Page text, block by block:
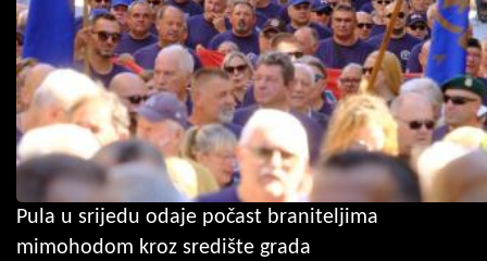
Pula u srijedu odaje počast braniteljima
mimohodom kroz središte grada